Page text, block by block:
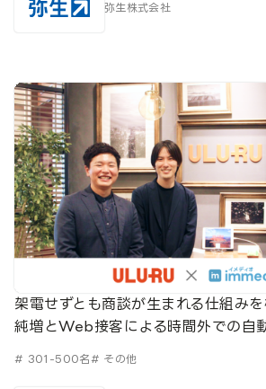
弥生株式会社
架電せずとも商談が生まれる仕組み
純増とWeb接客による時間外での自
# 301-500名# その他